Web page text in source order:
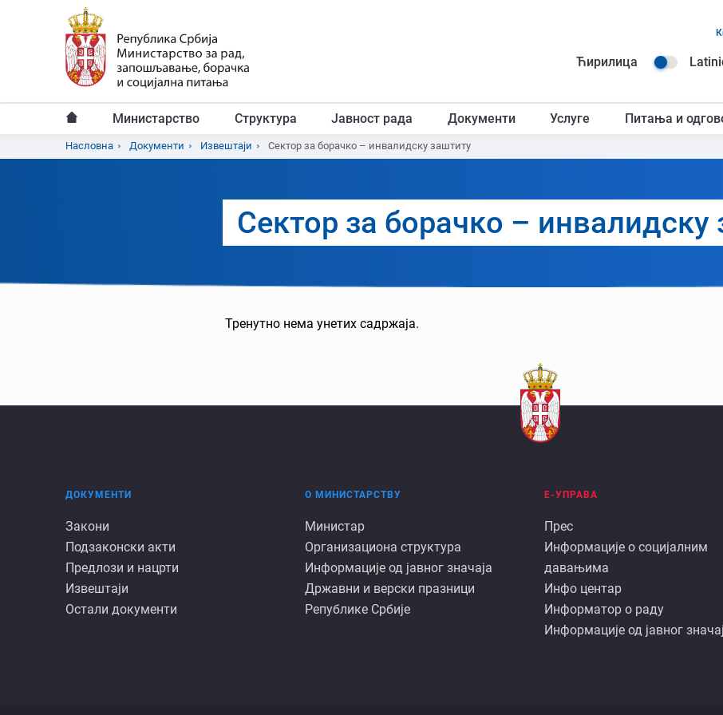
Ћирилица
Министарство Структура Јавност рада Документи Услуге Питања и
Насловна Документи Извештаји Сектор за борачкo – инвалидску заштиту
Сектор за борачкo – инвалидску
Тренутно нема унетих садржаја.
Документи
ДОКУМЕНТИ
Закони
Подзаконски акти
Предлози и нацрти
Извештаји
Остали документи
О
министарству
О МИНИСТАРСТВУ
Министар
Организациона структура
Информације од јавног значаја
Државни и верски празници
Републике Србије
Е
управа
Е-УПРАВА
Прес
Информације о социјалним
давањима
Инфо центар
Информатор о раду
Информације од јавног